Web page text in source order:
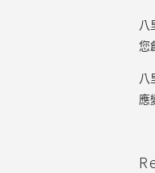
八
您
八
應